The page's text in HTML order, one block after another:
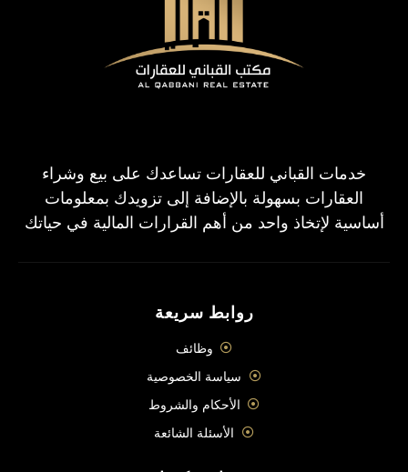
خدمات القباني للعقارات تساعدك على بيع وشراء
العقارات بسهولة بالإضافة إلى تزويدك بمعلومات
أساسية لإتخاذ واحد من أهم القرارات المالية في حياتك
روابط سريعة
وظائف
سياسة الخصوصية
الأحكام والشروط
الأسئلة الشائعة